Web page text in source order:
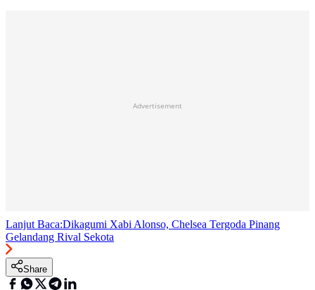
Advertisement
Lanjut Baca:Dikagumi Xabi Alonso, Chelsea Tergoda Pinang
Gelandang Rival Sekota
Share